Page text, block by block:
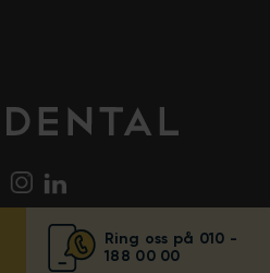
Ring oss på 010 -
188 00 00
Integritetsmeddelande